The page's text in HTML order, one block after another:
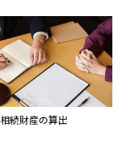
相続財産の算出